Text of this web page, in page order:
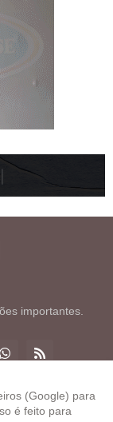
importantes.
(Google) para
é feito para